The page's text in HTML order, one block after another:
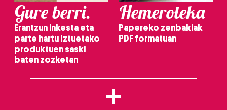
Gure berri.
Erantzun inkesta eta
parte hartu Iztuetako
produktuen saski
baten zozketan
Hemeroteka
Papereko zenbakiak
PDF formatuan
+